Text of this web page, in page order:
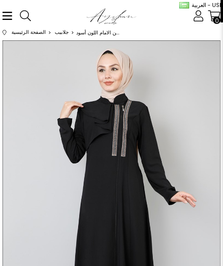
العربية - USD
0
الصفحة الرئيسية جلابيب عباية مطرزة من الامام اللون أسود